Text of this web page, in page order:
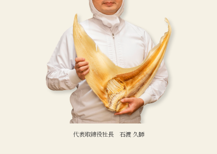
代表取締役社長 石渡 久師